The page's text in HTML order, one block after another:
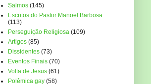
Salmos (145)
Escritos do Pastor Manoel Barbosa
(113)
Perseguição Religiosa (109)
Artigos (85)
Dissidentes (73)
Eventos Finais (70)
Volta de Jesus (61)
Polêmica gay (58)